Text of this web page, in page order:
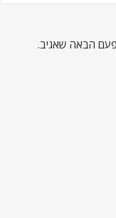
הבאה שאגיב.